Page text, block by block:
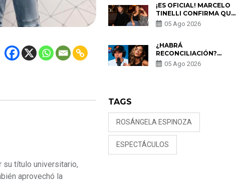
título universitario,
aprovechó la
PREOCUPACIÓN
¡ES OFICIAL! MARCELO
TINELLI CONFIRMA QUE
REGRESÓ CON MILETT
FIGUEROA: “EL AMOR
05 Ago 2026
¿HABRÁ
RECONCILIACIÓN?
MARIO HART ADMITE
QUE PODRÍA VOLVER
05 Ago 2026
TAGS
ROSÁNGELA ESPINOZA
ESPECTÁCULOS